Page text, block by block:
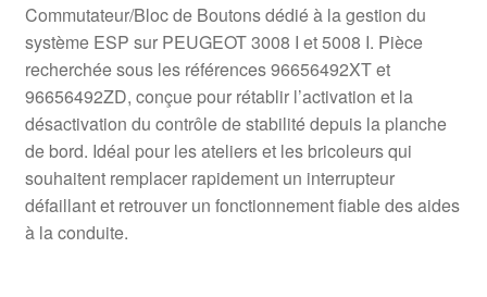
Commutateur/Bloc de Boutons dédié à la gestion du
système ESP sur PEUGEOT 3008 I et 5008 I. Pièce
recherchée sous les références 96656492XT et
96656492ZD, conçue pour rétablir l’activation et la
désactivation du contrôle de stabilité depuis la planche
de bord. Idéal pour les ateliers et les bricoleurs qui
souhaitent remplacer rapidement un interrupteur
défaillant et retrouver un fonctionnement fiable des aides
à la conduite.